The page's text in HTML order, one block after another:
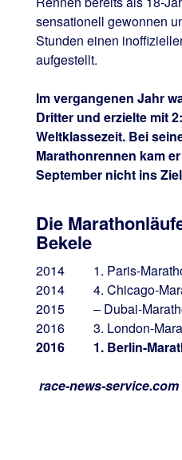
sensationell gewonnen
Stunden einen
aufgestellt.
Im vergangenen Jahr
Dritter und erzielte mit
Weltklassezeit. Bei
Marathonrennen kam
September nicht ins
Die
Bekele
2014 1. Paris-
2014 4. Chicago-
2015 – Dubai-
2016 3. London-
2016 1. Berlin-
race-news-service.com